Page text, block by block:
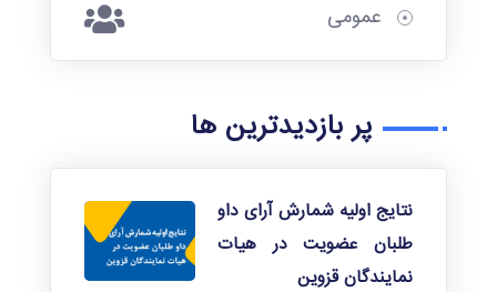
رویدادها
عمومی
پر بازدیدترین ها
نتایج اولیه شمارش آرای داو
طلبان عضویت در هیات
نمایندگان قزوین